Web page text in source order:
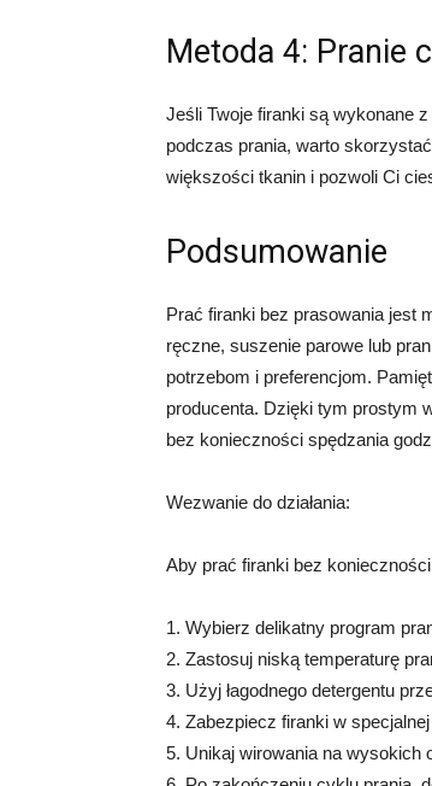
Metoda 4: Pranie
Jeśli Twoje firanki są wykonane
podczas prania, warto
większości tkanin i pozwoli Ci
Podsumowanie
Prać firanki bez prasowania jest
ręczne, suszenie parowe lub
potrzebom i preferencjom.
producenta. Dzięki tym prostym
bez konieczności spędzania
Wezwanie do działania:
Aby prać firanki bez
1. Wybierz delikatny program
2. Zastosuj niską temperaturę
3. Użyj łagodnego detergentu
4. Zabezpiecz firanki w
5. Unikaj wirowania na wysokich